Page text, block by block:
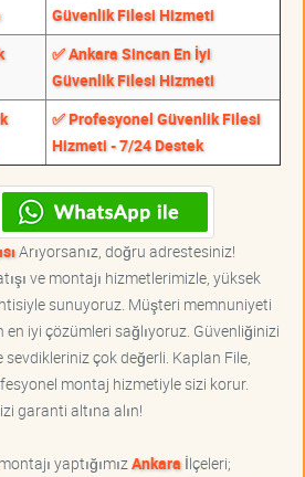
Güvenlik Filesi Hizmeti
✅ Ankara Sincan En İyi
Güvenlik Filesi Hizmeti
✅ Profesyonel Güvenlik Filesi
Hizmeti - 7/24 Destek
Arıyorsanız, doğru adrestesiniz!
ve montajı hizmetlerimizle, yüksek
sunuyoruz. Müşteri memnuniyeti
iyi çözümleri sağlıyoruz. Güvenliğinizi
sevdikleriniz çok değerli. Kaplan File,
montaj hizmetiyle sizi korur.
garanti altına alın!
yaptığımız Ankara İlçeleri;